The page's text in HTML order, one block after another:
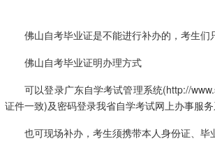
佛山自考毕业证是不能进行补办的，考生们
佛山自考毕业证明办理方式
可以登录广东自学考试管理系统(http://
证件一致)及密码登录我省自学考试网上办事服
也可现场补办，考生须携带本人身份证、毕